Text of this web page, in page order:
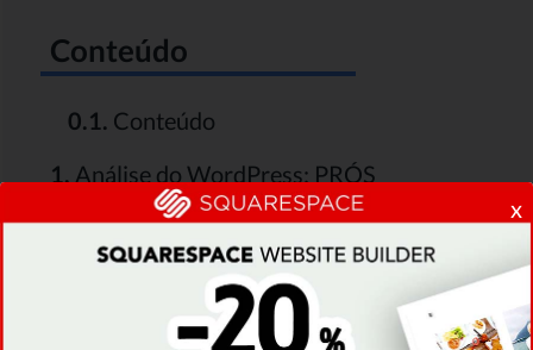
Conteúdo
0.1. Conteúdo
1. Análise do WordPress: PRÓS
1.1.Extremamente Flexível (.org)
Hospedagem e Nome de Domínio
Fornecidos (.com)
x